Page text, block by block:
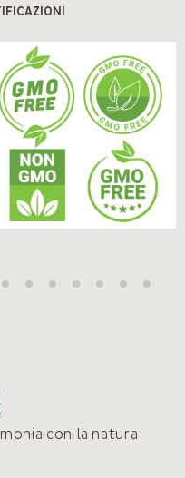
con la natura